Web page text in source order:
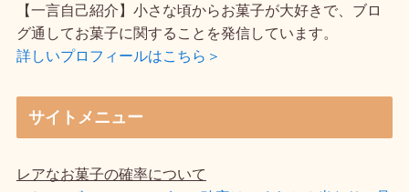
【一言自己紹介】小さな頃からお菓子が大好きで、ブロ
グ通してお菓子に関することを発信しています。
詳しいプロフィールはこちら＞
サイトメニュー
レアなお菓子の確率について